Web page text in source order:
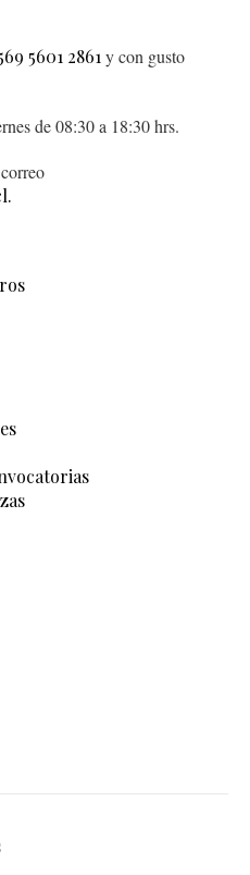
5601 2861 y con gusto
de 08:30 a 18:30 hrs.